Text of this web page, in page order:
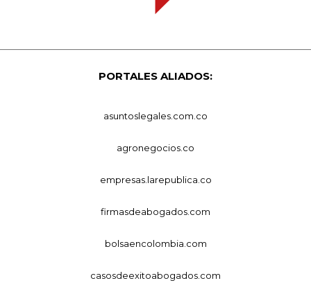
PORTALES ALIADOS:
asuntoslegales.com.co
agronegocios.co
empresas.larepublica.co
firmasdeabogados.com
bolsaencolombia.com
casosdeexitoabogados.com